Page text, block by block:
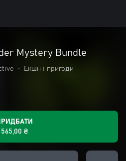
Mystery Bundle
• Екшн і пригоди
565,00 ₴